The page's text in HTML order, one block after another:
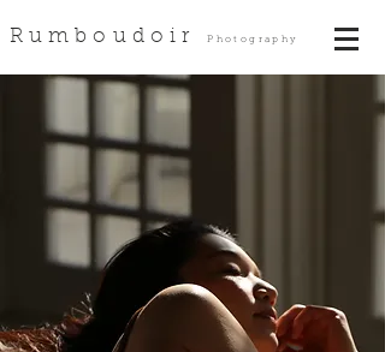
RumboudoirPhotography